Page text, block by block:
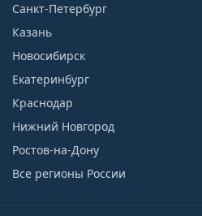
Санкт-Петербург
Казань
Новосибирск
Екатеринбург
Краснодар
Нижний Новгород
Ростов-на-Дону
Все регионы России